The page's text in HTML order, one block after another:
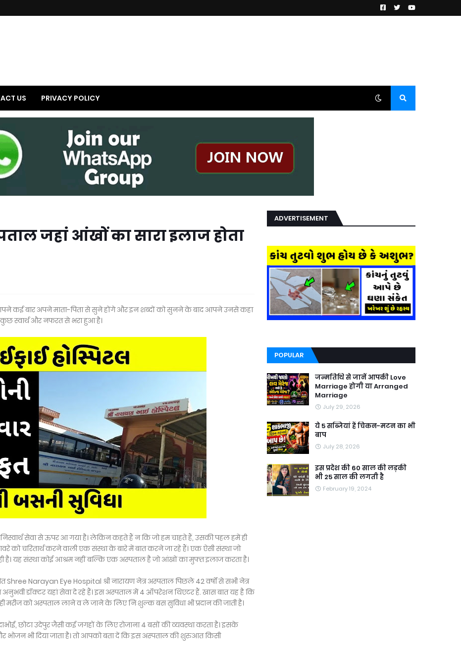
US PRIVACY POLICY
जहां आंखों का सारा इलाज होता
आपने कई बार अपने माता-पिता से सुने होंगे और इन शब्दों को सुनने के बाद आपने उनसे कहा
स्वार्थ और नफरत से भरा हुआ है।
सेवा से ऊपर आ गया है। लेकिन कहते हैं न कि जो हम चाहते हैं, उसकी पहल हमें ही
को चरितार्थ करने वाली एक संस्था के बारे में बात करने जा रहे हैं। एक ऐसी संस्था जो
है। यह संस्था कोई आश्रम नहीं बल्कि एक अस्पताल है जो आंखों का मुफ्त इलाज करता है।
Shree Narayan Eye Hospital श्री नारायण नेत्र अस्पताल पिछले 42 वर्षों से सभी नेत्र
अनुभवी डॉक्टर यहां सेवा दे रहे हैं। इस अस्पताल में 4 ऑपरेशन थिएटर हैं. खास बात यह है कि
को अस्पताल लाने व ले जाने के लिए निःशुल्क बस सुविधा भी प्रदान की जाती है।
छोटा उदेपुर जैसी कई जगहों के लिए रोजाना 4 बसों की व्यवस्था करता है। इसके
भी दिया जाता है। तो आपको बता दें कि इस अस्पताल की शुरुआत किसी
ADVERTISEMENT
POPULAR
जन्मतिथि से जानें आपकी Love
Marriage होगी या Arranged
Marriage
July 29, 2026
ये 5 सब्जियां हैं चिकन-मटन का भी
बाप
July 28, 2026
इस प्रदेश की 60 साल की लड़की
भी 25 साल की लगती है
February 19, 2024